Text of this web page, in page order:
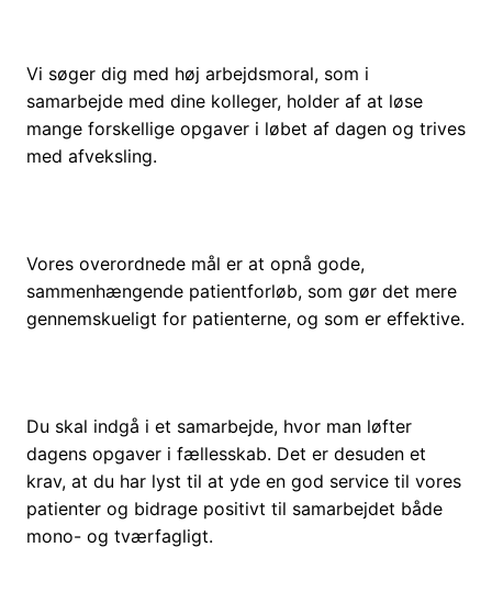
Vi søger dig med høj arbejdsmoral, som i
samarbejde med dine kolleger, holder af at løse
mange forskellige opgaver i løbet af dagen og trives
med afveksling.
Vores overordnede mål er at opnå gode,
sammenhængende patientforløb, som gør det mere
gennemskueligt for patienterne, og som er effektive.
Du skal indgå i et samarbejde, hvor man løfter
dagens opgaver i fællesskab. Det er desuden et
krav, at du har lyst til at yde en god service til vores
patienter og bidrage positivt til samarbejdet både
mono- og tværfagligt.